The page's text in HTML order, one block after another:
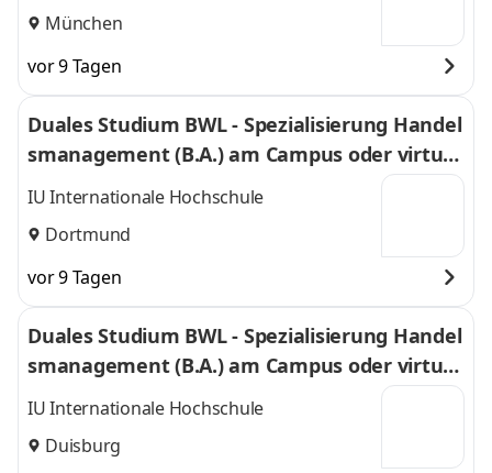
München
vor 9 Tagen
Duales Studium BWL - Spezialisierung Handel
smanagement (B.A.) am Campus oder virtuel
l
IU Internationale Hochschule
Dortmund
vor 9 Tagen
Duales Studium BWL - Spezialisierung Handel
smanagement (B.A.) am Campus oder virtuel
l
IU Internationale Hochschule
Duisburg